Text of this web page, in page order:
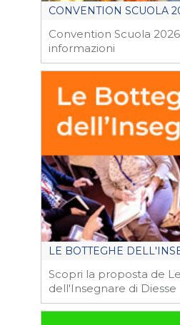
CONVENTION SCUOLA
Convention Scuola
informazioni
LE BOTTEGHE
Scopri la proposta de
dell'Insegnare di Diesse